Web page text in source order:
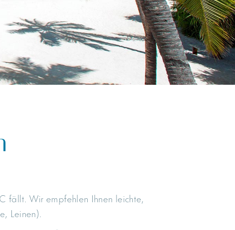
fällt. Wir empfehlen Ihnen leichte,
Leinen).